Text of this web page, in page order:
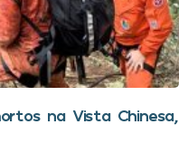
na Vista Chinesa,